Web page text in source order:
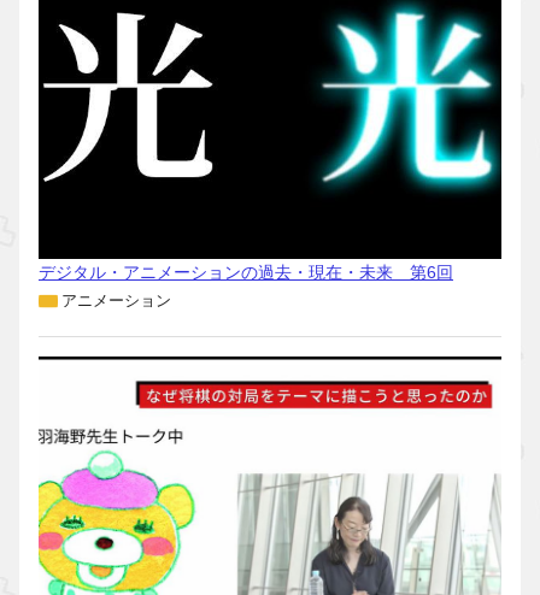
デジタル・アニメーションの過去・現在・未来 第6回
アニメーション